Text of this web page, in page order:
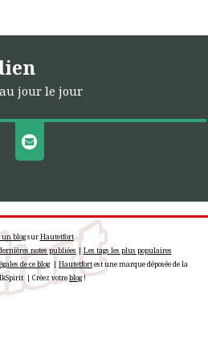
jour le jour
un blogsurHautetfort
notes publiées |Les tags les plus populaires
de ce blog| Hautetfortest une marque déposée de la
| Créez votreblog!